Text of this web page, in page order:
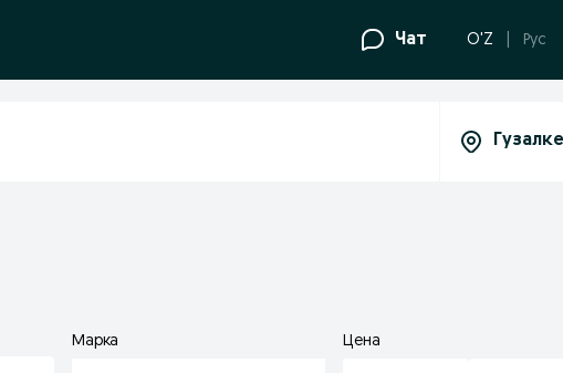
Чат O'Z Рус
Марка Цена